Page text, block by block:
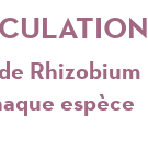
Rhizobium
espèce